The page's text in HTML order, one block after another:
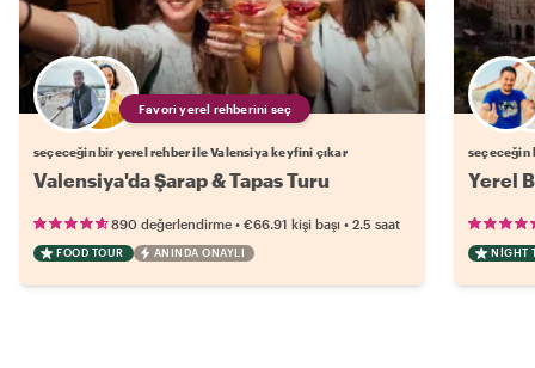
Favori yerel rehberini seç
seçeceğin bir yerel rehber ile Valensiya keyfini çıkar
Valensiya'da Şarap & Tapas Turu
890 değerlendirme • €66.91 kişi başı • 2.5 saat
FOOD TOUR ANINDA ONAYLI
seçeceğin
Yerel
NIGHT